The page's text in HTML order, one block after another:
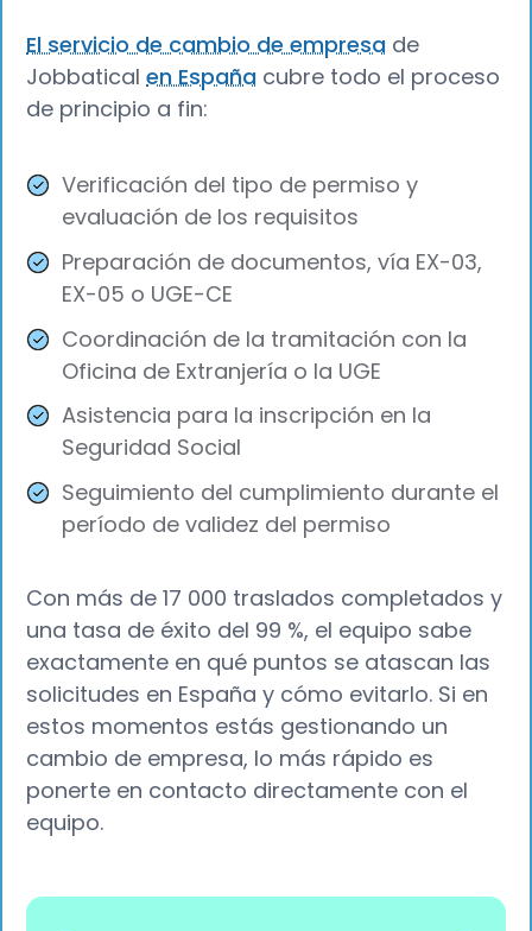
El servicio de cambio de empresa de
Jobbaticalen España cubre todo el proceso
de principio a fin:
Verificación del tipo de permiso y
evaluación de los requisitos
Preparación de documentos, vía EX-03,
EX-05 o UGE-CE
Coordinación de la tramitación con la
Oficina de Extranjería o la UGE
Asistencia para la inscripción en la
Seguridad Social
Seguimiento del cumplimiento durante el
período de validez del permiso
Con más de 17 000 traslados completados y
una tasa de éxito del 99 %, el equipo sabe
exactamente en qué puntos se atascan las
solicitudes en España y cómo evitarlo. Si en
estos momentos estás gestionando un
cambio de empresa, lo más rápido es
ponerte en contacto directamente con el
equipo.